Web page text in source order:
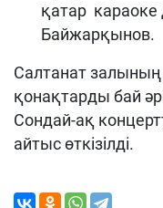
қатар караоке
Байжарқынов.
Салтанат залының
қонақтарды бай
Сондай-ақ
айтыс өткізілді.